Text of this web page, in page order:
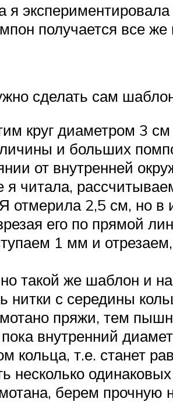
я
получается все же
сделать сам
круг диаметром 3
и больших
от внутренней
я читала,
отмерила 2,5 см, но в
его по прямой
1 мм и
такой же шаблон и
с середины
пряжи, тем
пока внутренний
кольца, т.е. станет
несколько
берем